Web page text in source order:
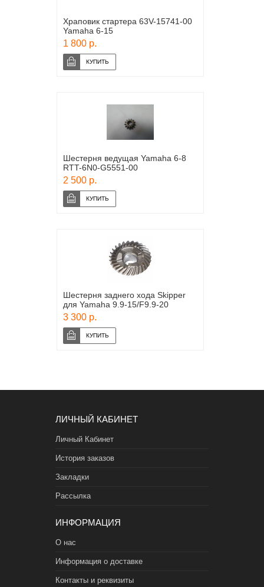
Храповик стартера 63V-15741-00
Yamaha 6-15
1 800 р.
Шестерня ведущая Yamaha 6-8
RTT-6N0-G5551-00
2 500 р.
Шестерня заднего хода Skipper
для Yamaha 9.9-15/F9.9-20
3 300 р.
ЛИЧНЫЙ КАБИНЕТ
Личный Кабинет
История заказов
Закладки
Рассылка
ИНФОРМАЦИЯ
О нас
Информация о доставке
Контакты и реквизиты